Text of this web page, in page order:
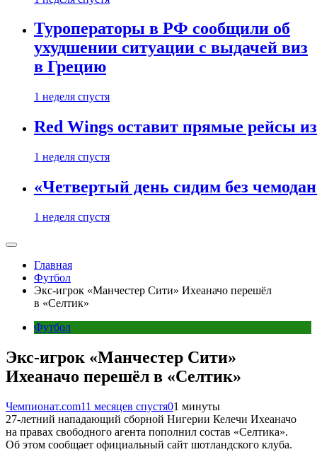
Туроператоры в РФ сообщили об
ухудшении ситуации с выдачей виз
в Грецию
1 неделя спустя
Red Wings оставит прямые рейсы
1 неделя спустя
«Четвертый день сидим без
1 неделя спустя
Главная
Футбол
Экс-игрок «Манчестер Сити» Ихеаначо перешёл
в «Селтик»
Футбол
Экс-игрок «Манчестер Сити»
Ихеаначо перешёл в «Селтик»
Чемпионат.com11 месяцев спустя01 минуты
27-летний нападающий сборной Нигерии Келечи Ихеаначо
на правах свободного агента пополнил состав «Селтика».
Об этом сообщает официальный сайт шотландского клуба.